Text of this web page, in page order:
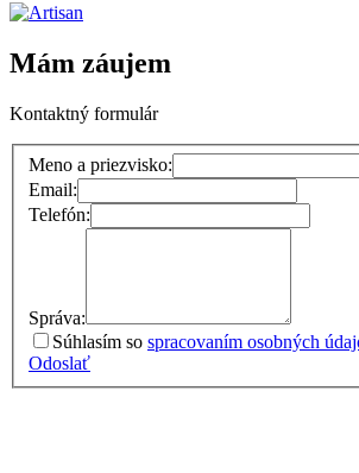
Mám záujem
Kontaktný formulár
Meno a priezvisko:
Email:
Telefón:
Správa:
Súhlasím so spracovaním osobných
Odoslať